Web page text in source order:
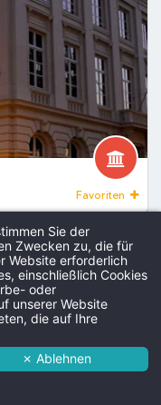
Praktische
Check-in &
Ankunftszeit:
.Abreisezeit:
Kontakt
Fehler: Das
4****
Sie der
Zwecken zu, die für
Website erforderlich
einschließlich Cookies
oder
unserer Website
die auf Ihre
✗ Ablehnen